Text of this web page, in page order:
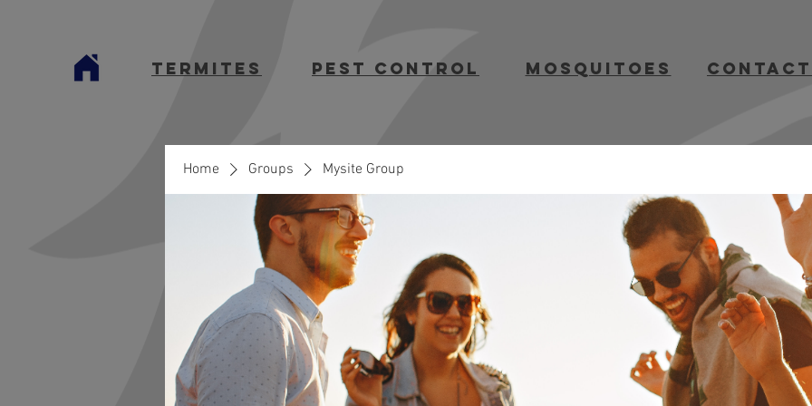
termites Pest Control mosquitoes contact
Home Groups Mysite Group